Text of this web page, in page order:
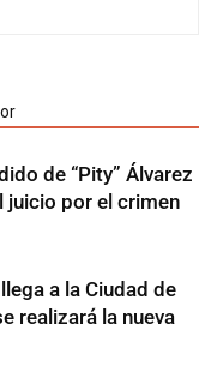
de “Pity” Álvarez
juicio por el crimen
a la Ciudad de
realizará la nueva